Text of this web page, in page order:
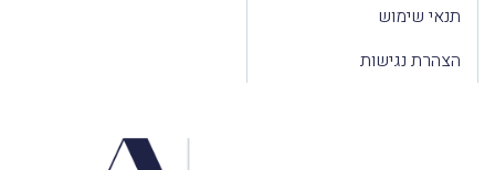
תנאי שימוש
הצהרת נגישות